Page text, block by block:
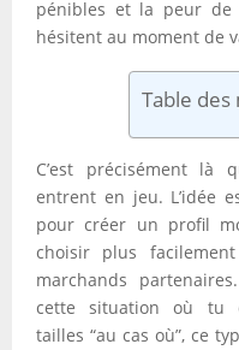
pénibles et la peur de
hésitent au moment de
Table
C’est précisément là
entrent en jeu. L’idée
pour créer un profil
choisir plus
marchands
cette situation où tu
tailles “au cas où”, ce